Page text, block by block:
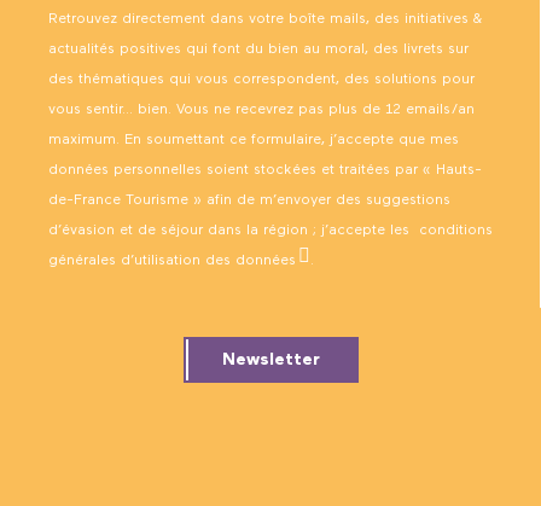
Retrouvez directement dans votre boîte mails, des initiatives &
actualités positives qui font du bien au moral, des livrets sur
des thématiques qui vous correspondent, des solutions pour
vous sentir… bien. Vous ne recevrez pas plus de 12 emails/an
maximum. En soumettant ce formulaire, j’accepte que mes
données personnelles soient stockées et traitées par « Hauts-
de-France Tourisme » afin de m’envoyer des suggestions
d’évasion et de séjour dans la région ; j’accepte les conditions
générales d’utilisation des données .
Newsletter